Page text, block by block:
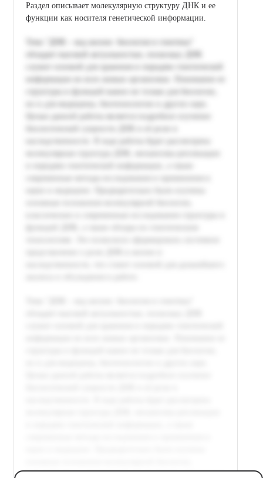
Раздел описывает молекулярную структуру ДНК и ее
функции как носителя генетической информации.